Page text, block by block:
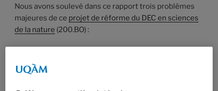
Nous avons soulevé dans ce rapport trois problèmes
majeures de ce projet de réforme du DEC en sciences
de la nature (200.BO) :
attendu par les universités qui est inadéquat en
général; la proposition de programme révisé est basée